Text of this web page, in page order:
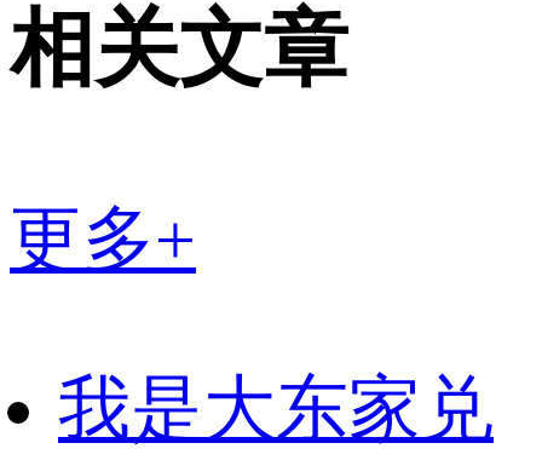
相关文章
更多+
我是大东家兑